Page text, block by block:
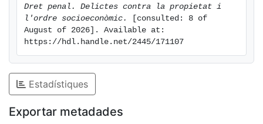
Dret penal. Delictes contra la propietat i
l'ordre socioeconòmic.
[consulted: 8 of
August of 2026]. Available at:
https://hdl.handle.net/2445/171107
Estadístiques
Exportar metadades